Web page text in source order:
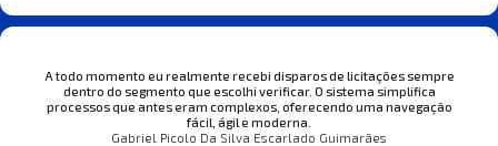
A todo momento eu realmente recebi disparos de licitações sempre
dentro do segmento que escolhi verificar. O sistema simplifica
processos que antes eram complexos, oferecendo uma navegação
fácil, ágil e moderna.
Gabriel Picolo Da Silva Escarlado Guimarães